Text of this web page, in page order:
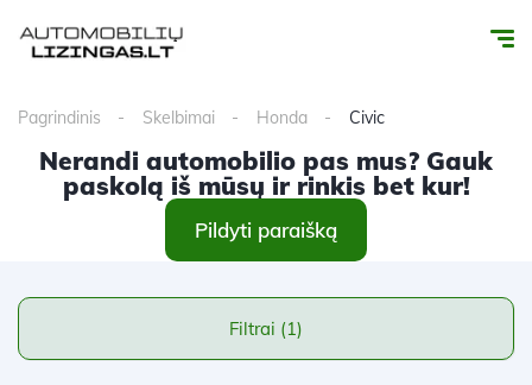
Pagrindinis Skelbimai Honda Civic
Nerandi automobilio pas mus? Gauk
paskolą iš mūsų ir rinkis bet kur!
Pildyti paraišką
Filtrai (1)